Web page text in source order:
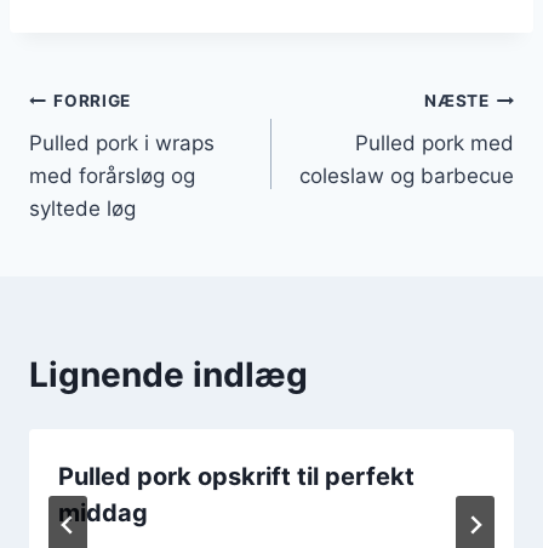
Indlægsnavigation
FORRIGE
Pulled pork i wraps
med forårsløg og
syltede løg
NÆSTE
Pulled pork med
coleslaw og barbecue
Lignende indlæg
Pulled pork opskrift til perfekt
middag